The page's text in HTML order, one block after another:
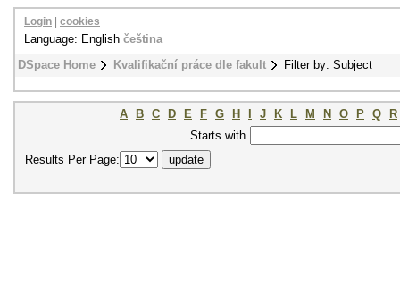
DSpace Home Kvalifikační práce dle fakult Filter by: Subject
Login cookies
Language: English čeština
A B C D E F G H J K L M N O P Q
R
Starts with
Results Per Page: